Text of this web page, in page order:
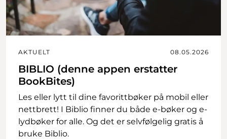
AKTUELT 08.05.2026
BIBLIO (denne appen erstatter
BookBites)
Les eller lytt til dine favorittbøker på mobil eller
nettbrett! I Biblio finner du både e-bøker og e-
lydbøker for alle. Og det er selvfølgelig gratis å
bruke Biblio.